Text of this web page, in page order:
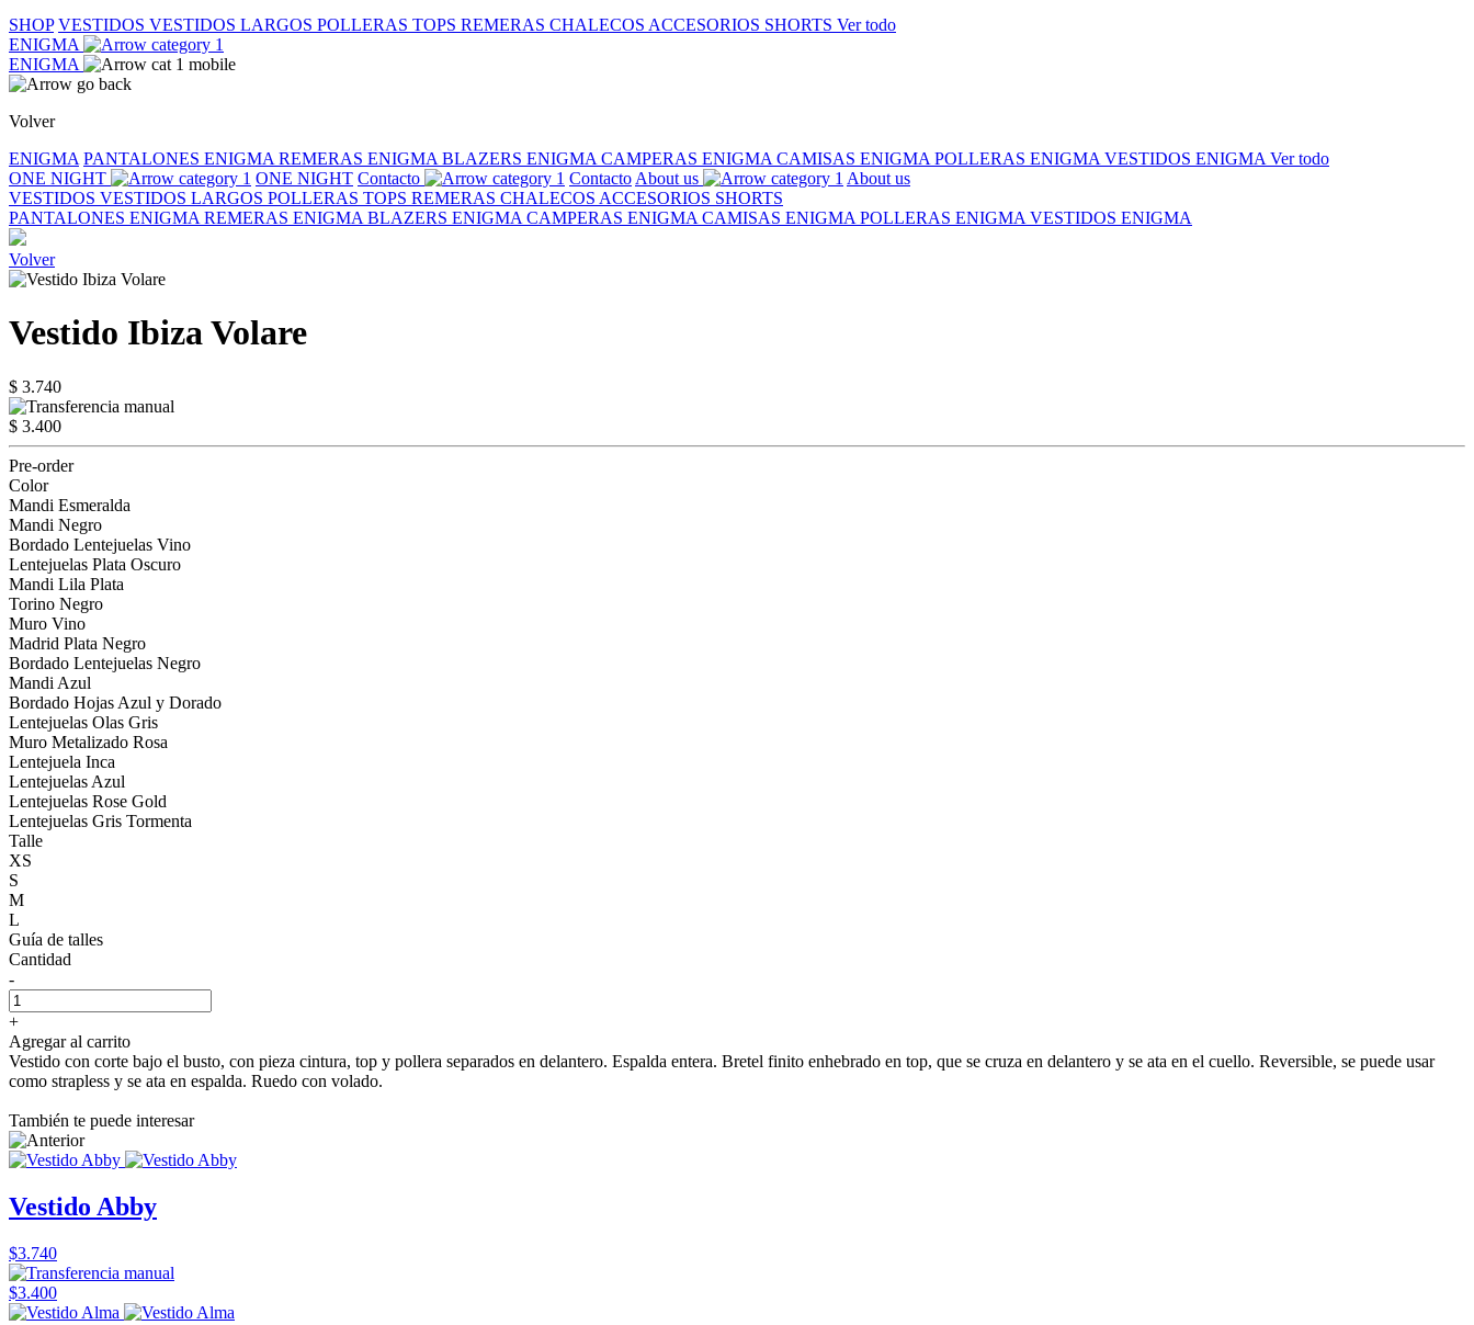
SHOP VESTIDOS VESTIDOS LARGOS POLLERAS TOPS REMERAS CHALECOS ACCESORIOS SHORTS Ver todo
ENIGMA
ENIGMA
Volver
ENIGMA PANTALONES ENIGMA REMERAS ENIGMA BLAZERS ENIGMA CAMPERAS ENIGMA CAMISAS ENIGMA POLLERAS ENIGMA VESTIDOS ENIGMA Ver todo
ONE NIGHT
ONE NIGHT Contacto Contacto About us
About us
VESTIDOS VESTIDOS LARGOS POLLERAS TOPS REMERAS CHALECOS ACCESORIOS SHORTS
PANTALONES ENIGMA REMERAS ENIGMA BLAZERS ENIGMA CAMPERAS ENIGMA CAMISAS ENIGMA POLLERAS ENIGMA VESTIDOS ENIGMA
Volver
Vestido Ibiza Volare
$ 3.740
$ 3.400
Pre-order
Color
Mandi Esmeralda
Mandi Negro
Bordado Lentejuelas Vino
Lentejuelas Plata Oscuro
Mandi Lila Plata
Torino Negro
Muro Vino
Madrid Plata Negro
Bordado Lentejuelas Negro
Mandi Azul
Bordado Hojas Azul y Dorado
Lentejuelas Olas Gris
Muro Metalizado Rosa
Lentejuela Inca
Lentejuelas Azul
Lentejuelas Rose Gold
Lentejuelas Gris Tormenta
Talle
XS
S
M
L
Guía de talles
Cantidad
-
+
Agregar al carrito
Vestido con corte bajo el busto, con pieza cintura, top y pollera separados en delantero. Espalda entera. Bretel finito enhebrado en top, que se cruza en delantero y se ata en el cuello. Reversible, se puede usar
como strapless y se ata en espalda. Ruedo con volado.
También te puede interesar
Vestido Abby
$3.740
$3.400